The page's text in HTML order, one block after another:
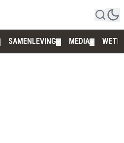
SAMENLEVING MEDIA